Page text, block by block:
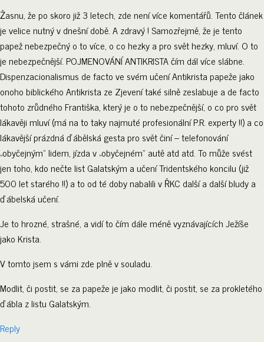
Žasnu, že po skoro již 3 letech, zde není více komentářů. Tento článek
je velice nutný v dnešní době. A zdravý ! Samozřejmě, že je tento
papež nebezpečný o to více, o co hezky a pro svět hezky, mluví. O to
je nebezpečnější. POJMENOVÁNÍ ANTIKRISTA čím dál více slábne.
Dispenzacionalismus de facto ve svém učení Antikrista papeže jako
onoho biblického Antikrista ze Zjevení také silně zeslabuje a de facto
tohoto zrůdného Františka, který je o to nebezpečnější, o co pro svět
lákavěji mluví (má na to taky najmuté profesionální P.R. experty !!) a co
lákavější prázdná ďábělská gesta pro svět činí – telefonování
„obyčejným“ lidem, jízda v „obyčejném“ autě atd atd. To může svést
jen toho, kdo nečte list Galatským a učení Tridentského koncilu (již
500 let starého !!) a to od té doby nabalili v ŘKC další a další bludy a
ďábelská učení.
Je to hrozné, strašné, a vidí to čím dále méně vyznávajících Ježíše
jako Krista.
V tomto jsem s vámi zde plně v souladu.
Modlit, či postit, se za papeže je jako modlit, či postit, se za prokletého
ďábla z listu Galatským.
Reply